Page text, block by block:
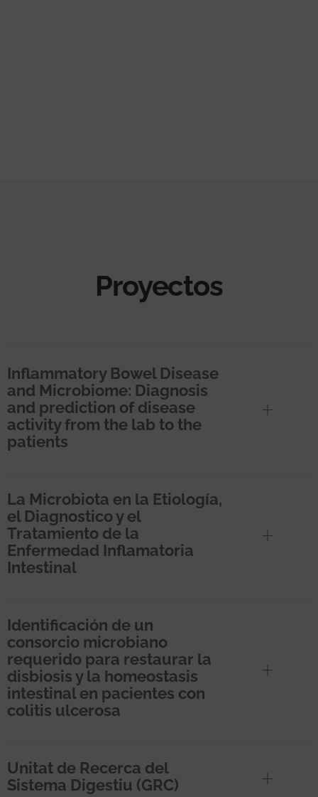
Proyectos
Inflammatory Bowel Disease
and Microbiome: Diagnosis
and prediction of disease
activity from the lab to the
patients
La Microbiota en la Etiología,
el Diagnostico y el
Tratamiento de la
Enfermedad Inflamatoria
Intestinal
Identificación de un
consorcio microbiano
requerido para restaurar la
disbiosis y la homeostasis
intestinal en pacientes con
colitis ulcerosa
Unitat de Recerca del
Sistema Digestiu (GRC)